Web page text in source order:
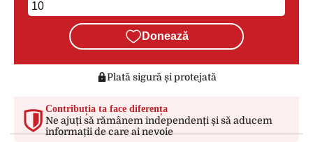
Donează
Plată sigură și protejată
Contribuția ta face diferența
Ne ajuți să rămânem independenți și să aducem
informații de care ai nevoie